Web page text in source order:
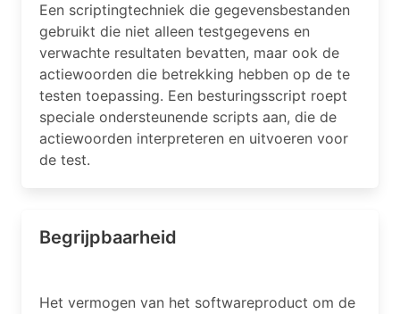
Een scriptingtechniek die gegevensbestanden
gebruikt die niet alleen testgegevens en
verwachte resultaten bevatten, maar ook de
actiewoorden die betrekking hebben op de te
testen toepassing. Een besturingsscript roept
speciale ondersteunende scripts aan, die de
actiewoorden interpreteren en uitvoeren voor
de test.
Begrijpbaarheid
Het vermogen van het softwareproduct om de